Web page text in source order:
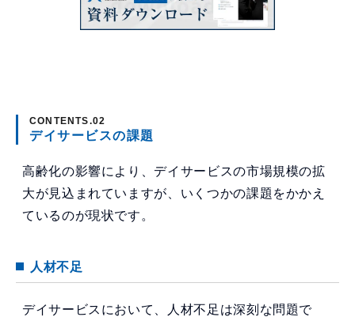
デイサービスの課題
高齢化の影響により、デイサービスの市場規模の拡
大が見込まれていますが、いくつかの課題をかかえ
ているのが現状です。
人材不足
デイサービスにおいて、人材不足は深刻な問題で